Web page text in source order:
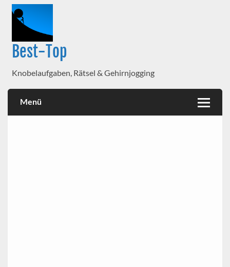
Best-Top
Knobelaufgaben, Rätsel & Gehirnjogging
Menü